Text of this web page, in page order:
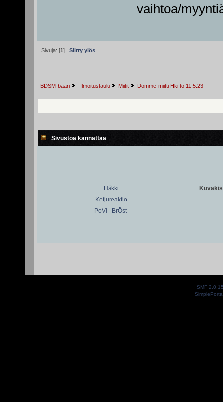
vaihtoa/
Sivuja: [1] Siirry ylös
BDSM-baari Ilmoitustaulu Miitit Domme-miitti Hki to 11.5.23
Sivustoa kannattaa
Häkki
Ketjureaktio
PoVi - BrÖst
SMF 2.0.15